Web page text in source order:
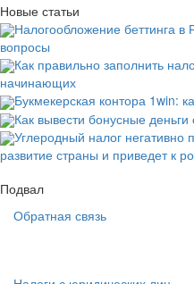
Новые статьи
Налогообложение беттинга в
вопросы
Как правильно заполнить
начинающих
Букмекерская контора 1win:
Как вывести бонусные деньги
Углеродный налог негативно
развитие страны и приведет к
Подвал
Обратная связь